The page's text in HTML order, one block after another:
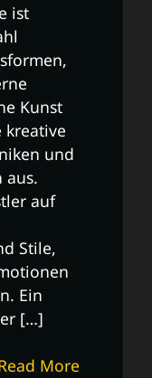
ist
Kunst
kreative
und
aus.
auf
Stile,
Ein
[…]
More